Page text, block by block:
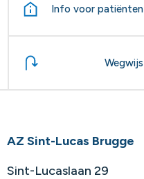
Info voor patiënten
Wegwijs
AZ Sint-Lucas Brugge
Sint-Lucaslaan 29